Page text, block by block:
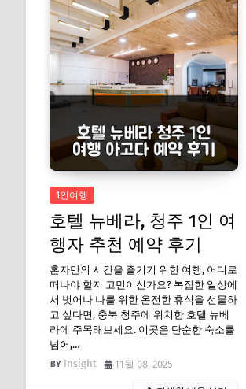
1인여행
호텔 뉴베라, 청주 1인 여
행자 추천 예약 후기
혼자만의 시간을 즐기기 위한 여행, 어디로
떠나야 할지 고민이신가요? 복잡한 일상에
서 벗어나 나를 위한 온전한 휴식을 선물하
고 싶다면, 충북 청주에 위치한 호텔 뉴베
라에 주목해보세요. 이곳은 단순한 숙소를
넘어,…
Insight
11월 08, 2025